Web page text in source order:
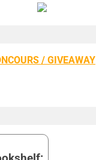
/ GIVEAWAY